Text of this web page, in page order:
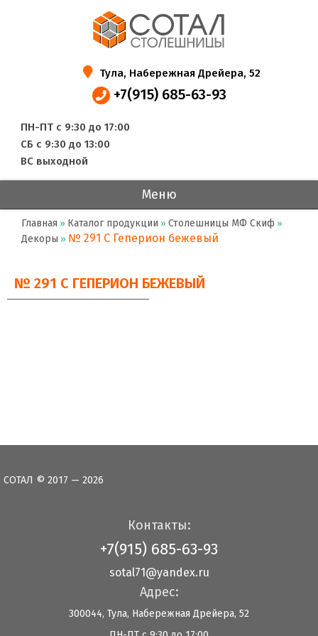
Тула, Набережная Дрейера, 52
+7(915) 685-63-93
ПН-ПТ с 9:30 до 17:00
СБ с 9:30 до 13:00
ВС выходной
Меню
Главная » Каталог продукции » Столешницы МФ Скиф »
Декоры » № 291 С Геперион бежевый
№ 291 С ГЕПЕРИОН БЕЖЕВЫЙ
СОТАЛ © 2017 — 2026
Контакты:
+7(915) 685-63-93
sotal71@yandex.ru
Адрес:
300044, Тула, Набережная Дрейера, 52